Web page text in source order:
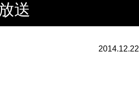
送
2014.12.22